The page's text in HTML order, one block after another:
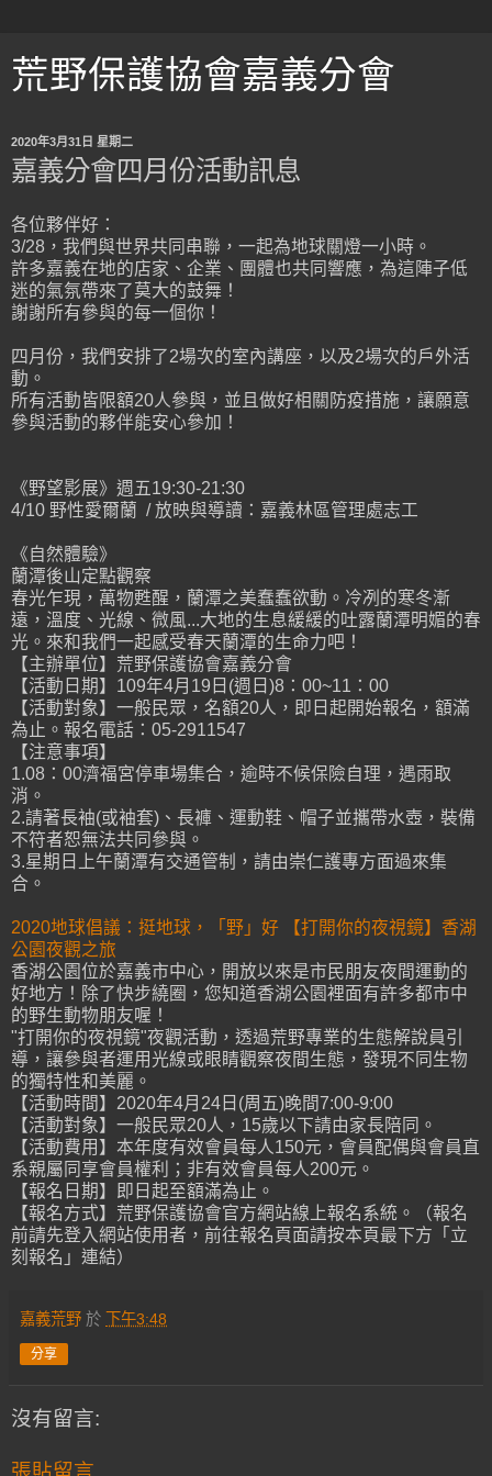
荒野保護協會嘉義分會
2020年3月31日 星期二
嘉義分會四月份活動訊息
各位夥伴好：
3/28，我們與世界共同串聯，一起為地球關燈一小時。
許多嘉義在地的店家、企業、團體也共同響應，為這陣子低
迷的氣氛帶來了莫大的鼓舞！
謝謝所有參與的每一個你！
四月份，我們安排了2場次的室內講座，以及2場次的戶外活
動。
所有活動皆限額20人參與，並且做好相關防疫措施，讓願意
參與活動的夥伴能安心參加！
《野望影展》週五19:30-21:30
4/10 野性愛爾蘭 / 放映與導讀：嘉義林區管理處志工
《自然體驗》
蘭潭後山定點觀察
春光乍現，萬物甦醒，蘭潭之美蠢蠢欲動。冷冽的寒冬漸
遠，溫度、光線、微風...大地的生息緩緩的吐露蘭潭明媚的春
光。來和我們一起感受春天蘭潭的生命力吧！
【主辦單位】荒野保護協會嘉義分會
【活動日期】109年4月19日(週日)8：00~11：00
【活動對象】一般民眾，名額20人，即日起開始報名，額滿
為止。報名電話：05-2911547
【注意事項】
1.08：00濟福宮停車場集合，逾時不候保險自理，遇雨取
消。
2.請著長袖(或袖套)、長褲、運動鞋、帽子並攜帶水壺，裝備
不符者恕無法共同參與。
3.星期日上午蘭潭有交通管制，請由崇仁護專方面過來集
合。
2020地球倡議：挺地球，「野」好 【打開你的夜視鏡】香湖
公園夜觀之旅
香湖公園位於嘉義市中心，開放以來是市民朋友夜間運動的
好地方！除了快步繞圈，您知道香湖公園裡面有許多都市中
的野生動物朋友喔！
"打開你的夜視鏡"夜觀活動，透過荒野專業的生態解說員引
導，讓參與者運用光線或眼睛觀察夜間生態，發現不同生物
的獨特性和美麗。
【活動時間】2020年4月24日(周五)晚間7:00-9:00
【活動對象】一般民眾20人，15歲以下請由家長陪同。
【活動費用】本年度有效會員每人150元，會員配偶與會員直
系親屬同享會員權利；非有效會員每人200元。
【報名日期】即日起至額滿為止。
【報名方式】荒野保護協會官方網站線上報名系統。（報名
前請先登入網站使用者，前往報名頁面請按本頁最下方「立
刻報名」連結）
嘉義荒野 於 下午3:48
分享
沒有留言: